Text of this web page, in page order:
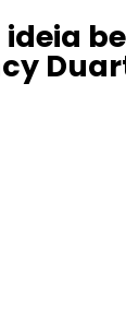
ideia